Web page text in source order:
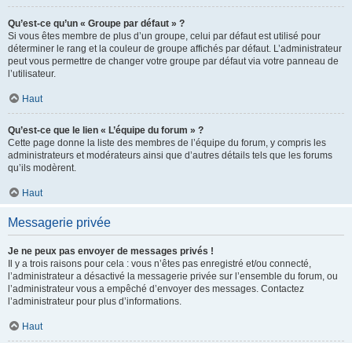
Qu’est-ce qu’un « Groupe par défaut » ?
Si vous êtes membre de plus d’un groupe, celui par défaut est utilisé pour
déterminer le rang et la couleur de groupe affichés par défaut. L’administrateur
peut vous permettre de changer votre groupe par défaut via votre panneau de
l’utilisateur.
Haut
Qu’est-ce que le lien « L’équipe du forum » ?
Cette page donne la liste des membres de l’équipe du forum, y compris les
administrateurs et modérateurs ainsi que d’autres détails tels que les forums
qu’ils modèrent.
Haut
Messagerie privée
Je ne peux pas envoyer de messages privés !
Il y a trois raisons pour cela : vous n’êtes pas enregistré et/ou connecté,
l’administrateur a désactivé la messagerie privée sur l’ensemble du forum, ou
l’administrateur vous a empêché d’envoyer des messages. Contactez
l’administrateur pour plus d’informations.
Haut